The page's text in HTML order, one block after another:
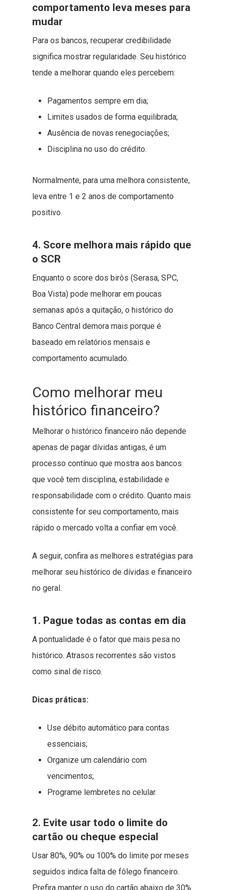
comportamento leva meses para
mudar
Para os bancos, recuperar credibilidade
significa mostrar regularidade. Seu histórico
tende a melhorar quando eles percebem:
Pagamentos sempre em dia;
Limites usados de forma equilibrada;
Ausência de novas renegociações;
Disciplina no uso do crédito.
Normalmente, para uma melhora consistente,
leva entre 1 e 2 anos de comportamento
positivo.
4. Score melhora mais rápido que
o SCR
Enquanto o score dos birôs (Serasa, SPC,
Boa Vista) pode melhorar em poucas
semanas após a quitação, o histórico do
Banco Central demora mais porque é
baseado em relatórios mensais e
comportamento acumulado.
Como melhorar meu
histórico financeiro?
Melhorar o histórico financeiro não depende
apenas de pagar dívidas antigas, é um
processo contínuo que mostra aos bancos
que você tem disciplina, estabilidade e
responsabilidade com o crédito. Quanto mais
consistente for seu comportamento, mais
rápido o mercado volta a confiar em você.
A seguir, confira as melhores estratégias para
melhorar seu histórico de dívidas e financeiro
no geral.
1. Pague todas as contas em dia
A pontualidade é o fator que mais pesa no
histórico. Atrasos recorrentes são vistos
como sinal de risco.
Dicas práticas:
Use débito automático para contas
essenciais;
Organize um calendário com
vencimentos;
Programe lembretes no celular.
2. Evite usar todo o limite do
cartão ou cheque especial
Usar 80%, 90% ou 100% do limite por meses
seguidos indica falta de fôlego financeiro.
Prefira manter o uso do cartão abaixo de 30%